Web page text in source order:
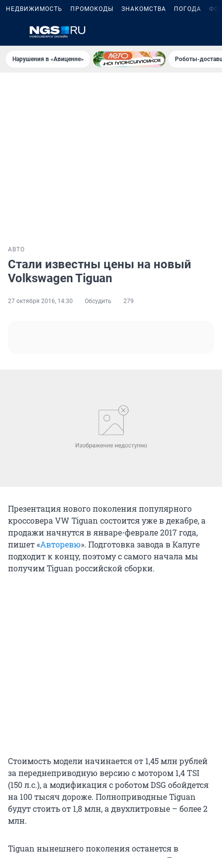
НЕДВИЖИМОСТЬ ПРОМОКОДЫ ЗНАКОМСТВА ПОГОДА
Нарушения в «Авиценне» Роботы-
АВТО
Стали известны цены на новый
Volkswagen Tiguan
27 октября 2016, 14:30 Обсудить 279
Презентация нового поколения популярного
кроссовера VW Tiguan состоится уже в декабре, а
продажи начнутся в январе-феврале 2017 года,
пишет «Авторевю». Подготовка завода в Калуге
подходит к концу, поэтому с самого начала мы
получим Tiguan российской сборки.
Стоимость модели начинается от 1,45 млн рублей
за переднеприводную версию с мотором 1,4 TSI
(150 л.с.), а модификация с роботом DSG обойдется
на 100 тысяч дороже. Полноприводные Tiguan
будут стоить от 1,8 млн, а двухлитровые – более 2
млн.
Tiguan нынешнего поколения останется в